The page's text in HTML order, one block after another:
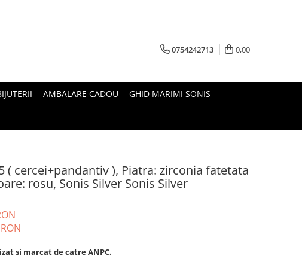
0754242713 0,00
AMBALARE CADOU GHID MARIMI SONIS
( cercei+pandantiv ), Piatra: zirconia fatetata
rosu, Sonis Silver Sonis Silver
RON
si marcat de catre ANPC.